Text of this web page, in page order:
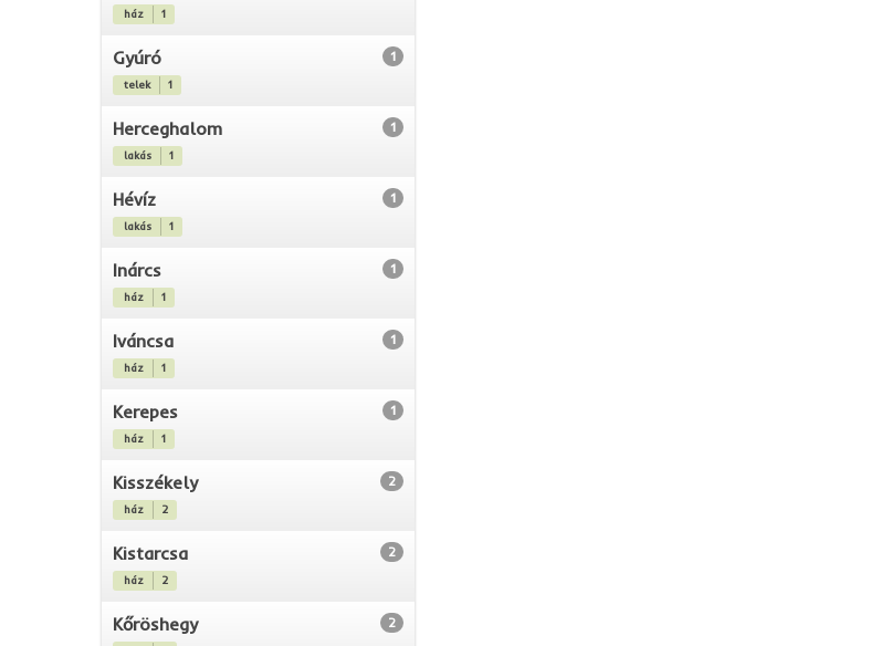
ház 1
Gyúró 1
telek 1
Herceghalom 1
lakás 1
Hévíz 1
lakás 1
Inárcs 1
ház 1
Iváncsa 1
ház 1
Kerepes 1
ház 1
Kisszékely 2
ház 2
Kistarcsa 2
ház 2
Kőröshegy 2